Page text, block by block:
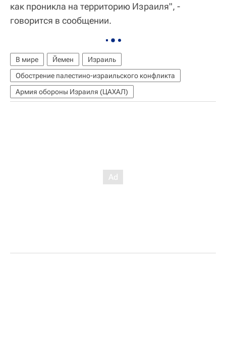
как проникла на территорию Израиля", -
говорится в сообщении.
В мире Йемен
Израиль
Обострение палестино-израильского конфликта
Армия обороны Израиля (ЦАХАЛ)